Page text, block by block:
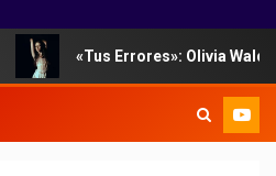
«Tus Errores»: Olivia Wald y Coti